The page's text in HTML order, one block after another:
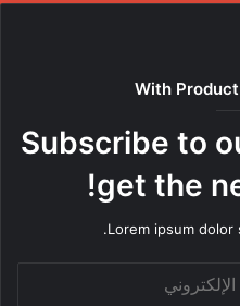
With
Subscribe to
get the
Lorem ipsum